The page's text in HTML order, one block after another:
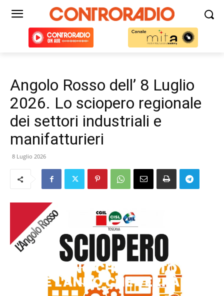
Angolo Rosso dell’ 8 Luglio
2026. Lo sciopero regionale
dei settori industriali e
manifatturieri
8 Luglio 2026